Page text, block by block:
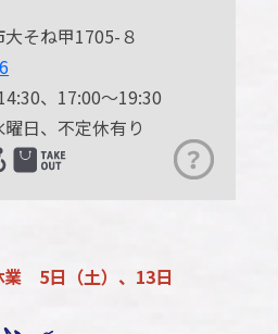
そね甲1705-８
、17:00～19:30
日、不定休有り
業 5日（土）、13日